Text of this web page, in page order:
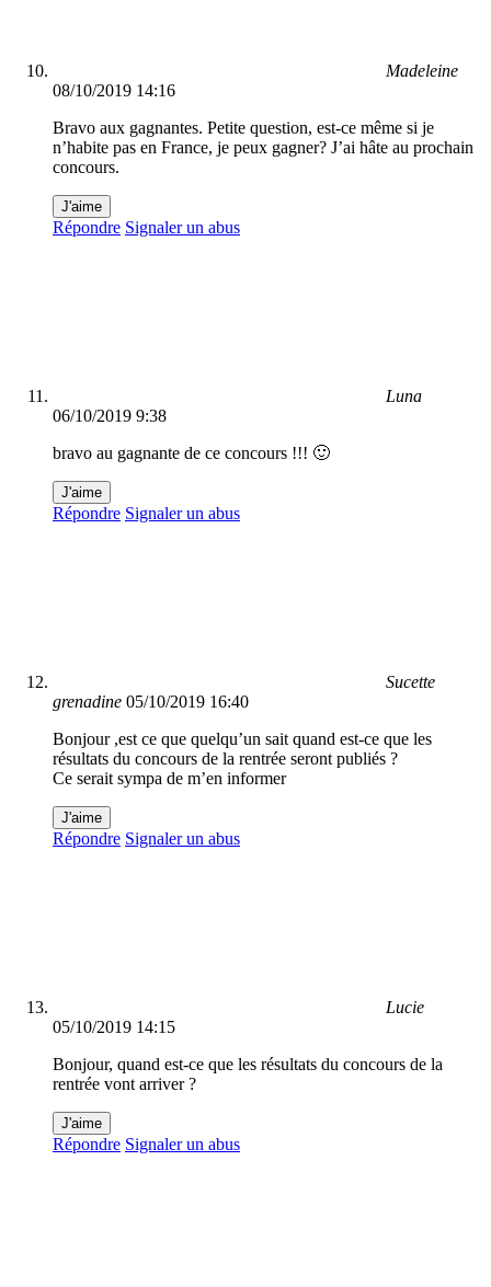
Madeleine
08/10/2019 14:16
Bravo aux gagnantes. Petite question, est-ce même si je
n’habite pas en France, je peux gagner? J’ai hâte au prochain
concours.
J'aime
Répondre Signaler un abus
Luna
06/10/2019 9:38
bravo au gagnante de ce concours !!! 🙂
J'aime
Répondre Signaler un abus
Sucette
grenadine 05/10/2019 16:40
Bonjour ,est ce que quelqu’un sait quand est-ce que les
résultats du concours de la rentrée seront publiés ?
Ce serait sympa de m’en informer
J'aime
Répondre Signaler un abus
Lucie
05/10/2019 14:15
Bonjour, quand est-ce que les résultats du concours de la
rentrée vont arriver ?
J'aime
Répondre Signaler un abus